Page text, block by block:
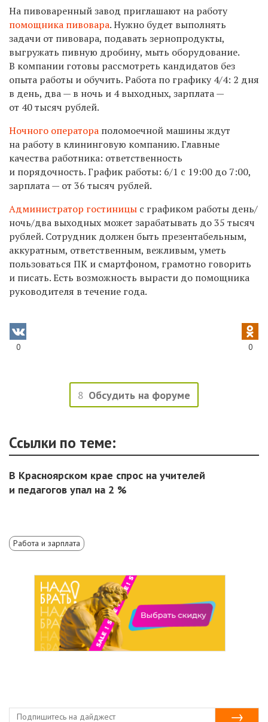
На пивоваренный завод приглашают на работу
помощника пивовара. Нужно будет выполнять
задачи от пивовара, подавать зернопродукты,
выгружать пивную дробину, мыть оборудование.
В компании готовы рассмотреть кандидатов без
опыта работы и обучить. Работа по графику 4/4: 2 дня
в день, два — в ночь и 4 выходных, зарплата —
от 40 тысяч рублей.
Ночного оператора поломоечной машины ждут
на работу в клининговую компанию. Главные
качества работника: ответственность
и порядочность. График работы: 6/1 с 19:00 до 7:00,
зарплата — от 36 тысяч рублей.
Администратор гостиницы с графиком работы день/
ночь/два выходных может зарабатывать до 35 тысяч
рублей. Сотрудник должен быть презентабельным,
аккуратным, ответственным, вежливым, уметь
пользоваться ПК и смартфоном, грамотно говорить
и писать. Есть возможность вырасти до помощника
руководителя в течение года.
0 0
8 Обсудить на форуме
Ссылки по теме:
В Красноярском крае спрос на учителей
и педагогов упал на 2 %
Работа и зарплата